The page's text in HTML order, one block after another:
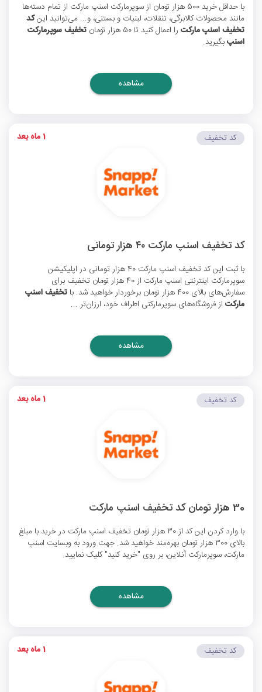
با حداقل خرید 500 هزار تومان از سوپرمارکت اسنپ مارکت از تمام دسته‌ها
مانند محصولات کالابرگی، تنقلات، لبنیات و بستنی، و... می‌توانید اینکد
تخفیف اسنپ مارکت را اعمال کنید تا 50 هزار تومان
تخفیف سوپرمارکت
اسنپبگیرید.
مشاهده
کد تخفیف اسنپ مارکت ۴۰ هزار تومانی
با ثبت اینکد تخفیف اسنپ مارکت 40 هزار تومانی
در اپلیکیشن
سوپرمارکت اینترنتی اسنپ مارکت از 40 هزار تومان تخفیف برای
سفارش‌های بالای 400 هزار تومان برخوردار خواهید شد. با
تخفیف اسنپ
مارکت از فروشگاه‌های سوپرمارکتی اطراف خود، ارزان‌تر ...
کد تخفیف 1 ماه بعد
مشاهده
30 هزار تومان کد تخفیف اسنپ مارکت
با وارد کردن این کد از 30 هزار تومان تخفیف اسنپ مارکت در خرید با مبلغ
بالای 300 هزار تومان بهره‌مند خواهید شد. جهت ورود به وبسایت اسنپ
مارکت، سوپرمارکت آنلاین، بر روی "خرید کنید" کلیک نمایید.
کد تخفیف 1 ماه بعد
مشاهده
کد تخفیف 1 ماه بعد